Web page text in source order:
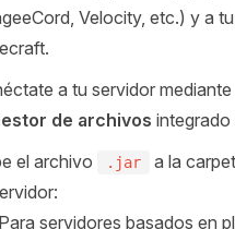
Velocity, etc.) y a
a tu servidor
de archivos integrado
el archivo
.jar
a la
Para servidores basados en